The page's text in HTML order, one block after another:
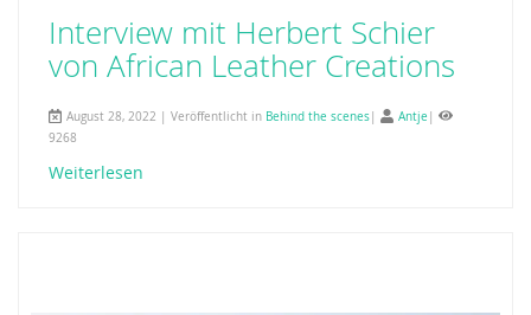
Interview mit Herbert Schier
von African Leather Creations
August 28, 2022 | Veröffentlicht in Behind the scenes Antje
9268
Weiterlesen